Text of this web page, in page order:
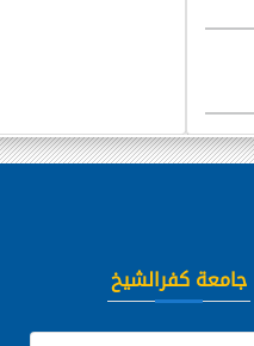
جامعة كفرالشيخ